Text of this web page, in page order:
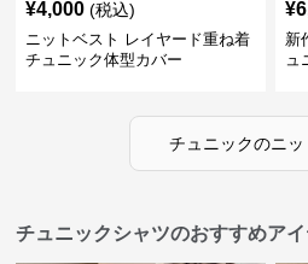
¥4,000 (税込)
ニットベスト レイヤード重ね着
チュニック体型カバー
¥
新
ュ
チュニックのニッ
チュニックシャツのおすすめア